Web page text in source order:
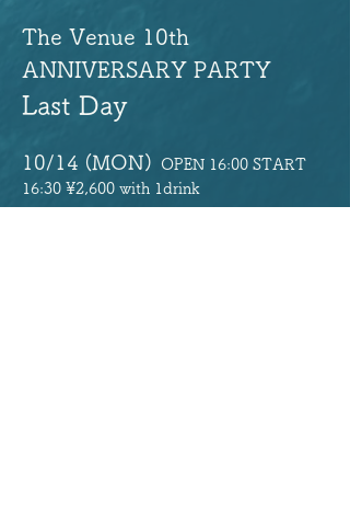
The Venue 10th
ANNIVERSARY PARTY
Last Day
10/14 (MON)
OPEN 16:00 START
16:30 ¥2,600 with 1drink